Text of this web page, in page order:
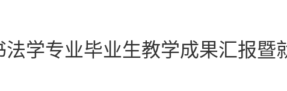
学专业毕业生教学成果汇报暨